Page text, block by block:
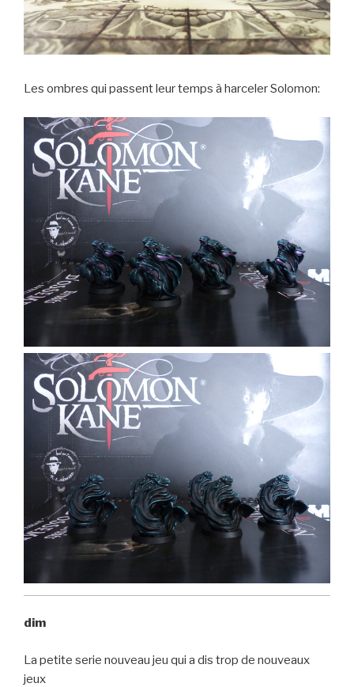
Les ombres qui passent leur temps à harceler Solomon:
dim
La petite serie nouveau jeu qui a dis trop de nouveaux
jeux